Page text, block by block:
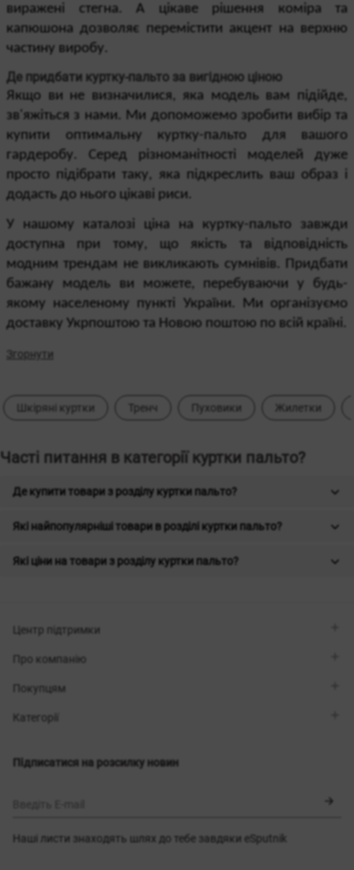
виражені стегна. А цікаве рішення коміра та
капюшона дозволяє перемістити акцент на верхню
частину виробу.
Де придбати куртку-пальто за вигідною ціною
Якщо ви не визначилися, яка модель вам підійде,
зв'яжіться з нами. Ми допоможемо зробити вибір та
купити оптимальну куртку-пальто для вашого
гардеробу. Серед різноманітності моделей дуже
просто підібрати таку, яка підкреслить ваш образ і
додасть до нього цікаві риси.
У нашому каталозі ціна на куртку-пальто завжди
доступна при тому, що якість та відповідність
модним трендам не викликають сумнівів. Придбати
бажану модель ви можете, перебуваючи у будь-
якому населеному пункті України. Ми організуємо
доставку Укрпоштою та Новою поштою по всій країні.
Згорнути
Шкіряні куртки Тренч Пуховики Жилетки
Часті питання в категорії куртки пальто?
Де купити товари з розділу куртки пальто?
Які найпопулярніші товари в розділі куртки пальто?
Які ціни на товари з розділу куртки пальто?
Центр підтримки
Viber
Передзвоніть мені
Контакти
Про компанію
Про бренд
Магазини
Покупцям
Доставка
Сертифікати
Категорії
Сукні
Верхній одяг
Підписатися на розсилку новин
Наші листи знаходять шлях до тебе завдяки eSputnik